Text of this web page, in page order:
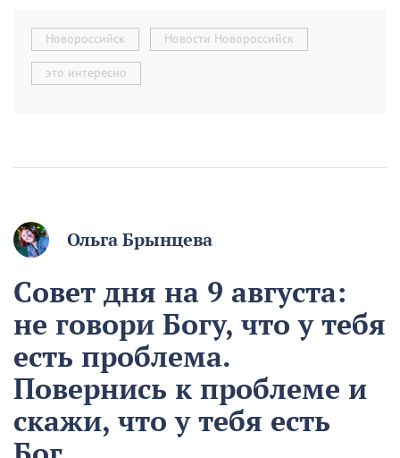
Новороссийск Новости Новороссийск
это интересно
Ольга Брынцева
Совет дня на 9 августа:
не говори Богу, что у тебя
есть проблема.
Повернись к проблеме и
скажи, что у тебя есть